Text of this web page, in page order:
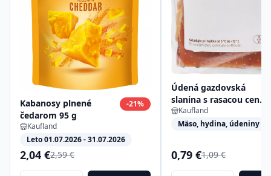
Kabanosy plnené
čedarom 95 g
-21%
Kaufland
Leto 01.07.2026 - 31.07.2026
2,04 €2,59 €
Údená gazdovská
slanina s rasacou cena
za 100 g
Kaufland
Mäso, hydina, údeniny
0,79 €1,09 €